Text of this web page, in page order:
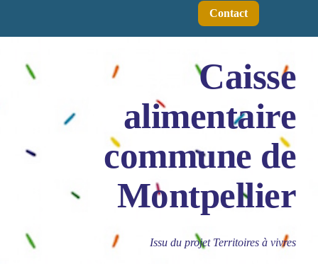
Contact
Caisse
alimentaire
commune de
Montpellier
Issu du projet Territoires à vivres